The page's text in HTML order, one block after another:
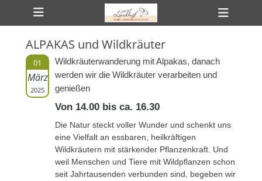
Primäres Menü
Zum
Inhalt
ALPAKAS und Wildkräuter
01
März
2025
Wildkräuterwanderung mit Alpakas, danach
werden wir die Wildkräuter verarbeiten und
genießen
Von 14.00 bis ca. 16.30
Die Natur steckt voller Wunder und schenkt uns
eine Vielfalt an essbaren, heilkräftigen
Wildkräutern mit stärkender Pflanzenkraft. Und
weil Menschen und Tiere mit Wildpflanzen schon
seit Jahrtausenden verbunden sind, begeben wir